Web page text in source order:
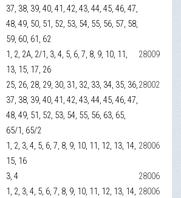
37, 38, 39, 40, 41, 42, 43, 44, 45, 46, 47,
48, 49, 50, 51, 52, 53, 54, 55, 56, 57, 58,
59, 60, 61, 62
1, 2, 2А, 2/1, 3, 4, 5, 6, 7, 8, 9, 10, 11,
13, 15, 17, 26
28009
25, 26, 28, 29, 30, 31, 32, 33, 34, 35, 36,
37, 38, 39, 40, 41, 42, 43, 44, 45, 46, 47,
48, 49, 51, 52, 53, 54, 55, 56, 63, 65,
65/1, 65/2
28002
1, 2, 3, 4, 5, 6, 7, 8, 9, 10, 11, 12, 13, 14,
15, 16
28006
3, 4
28006
1, 2, 3, 4, 5, 6, 7, 8, 9, 10, 11, 12, 13, 14, 28006